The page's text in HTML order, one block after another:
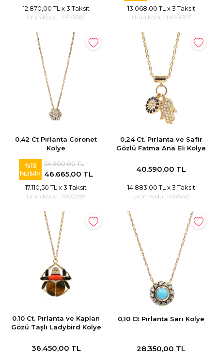
12.870,00 TL x 3 Taksit
Ürün Kodu : HSY5883
13.068,00 TL x 3 Taksit
Ürün Kodu : HSY8307
0,42 Ct Pırlanta Coronet
Kolye
%15
İNDİRİM
54.900,00 TL
46.665,00 TL
17.110,50 TL x 3 Taksit
Ürün Kodu : SY02298
0,24 Ct. Pırlanta ve Safir
Gözlü Fatma Ana Eli Kolye
40.590,00 TL
14.883,00 TL x 3 Taksit
Ürün Kodu : HSY8415
0.10 Ct. Pırlanta ve Kaplan
Gözü Taşlı Ladybird Kolye
36.450,00 TL
0,10 Ct Pırlanta Sarı Kolye
28.350,00 TL